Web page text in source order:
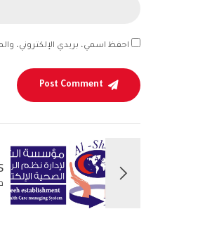
احفظ اسمي، بريدي الإلكتروني،
Post Comment